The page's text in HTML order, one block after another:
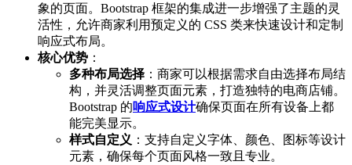
象的页面。Bootstrap 框架的集成进一步增强了主题的灵
活性，允许商家利用预定义的 CSS 类来快速设计和定制
响应式布局。
核心优势 ：
多种布局选择 ：商家可以根据需求自由选择布局结
构，并灵活调整页面元素，打造独特的电商店铺。
Bootstrap 的响应式设计确保页面在所有设备上都
能完美显示。
样式自定义 ：支持自定义字体、颜色、图标等设计
元素，确保每个页面风格一致且专业。